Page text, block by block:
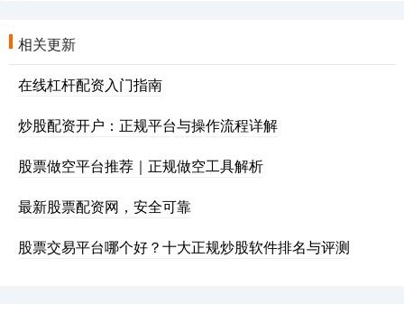
相关更新
在线杠杆配资入门指南
炒股配资开户：正规平台与操作流程详解
股票做空平台推荐｜正规做空工具解析
最新股票配资网，安全可靠
股票交易平台哪个好？十大正规炒股软件排名与评测